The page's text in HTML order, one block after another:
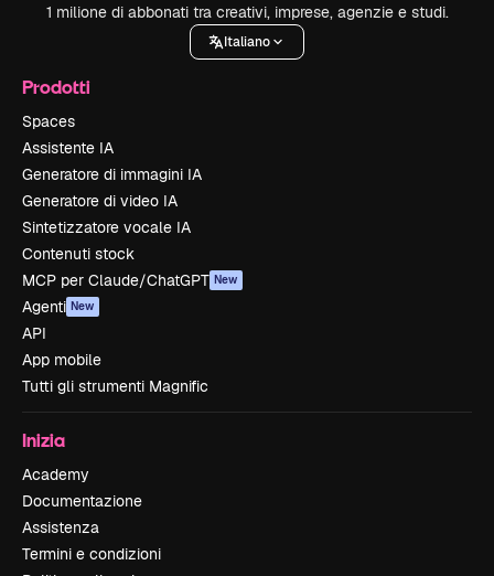
1 milione di abbonati tra creativi, imprese, agenzie e studi.
Italiano
Prodotti
Spaces
Assistente IA
Generatore di immagini IA
Generatore di video IA
Sintetizzatore vocale IA
Contenuti stock
MCP per Claude/ChatGPT New
Agenti New
API
App mobile
Tutti gli strumenti Magnific
Inizia
Academy
Documentazione
Assistenza
Termini e condizioni